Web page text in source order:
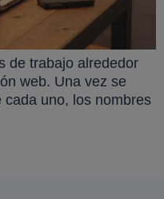
de trabajo alrededor
web. Una vez se
uno, los nombres